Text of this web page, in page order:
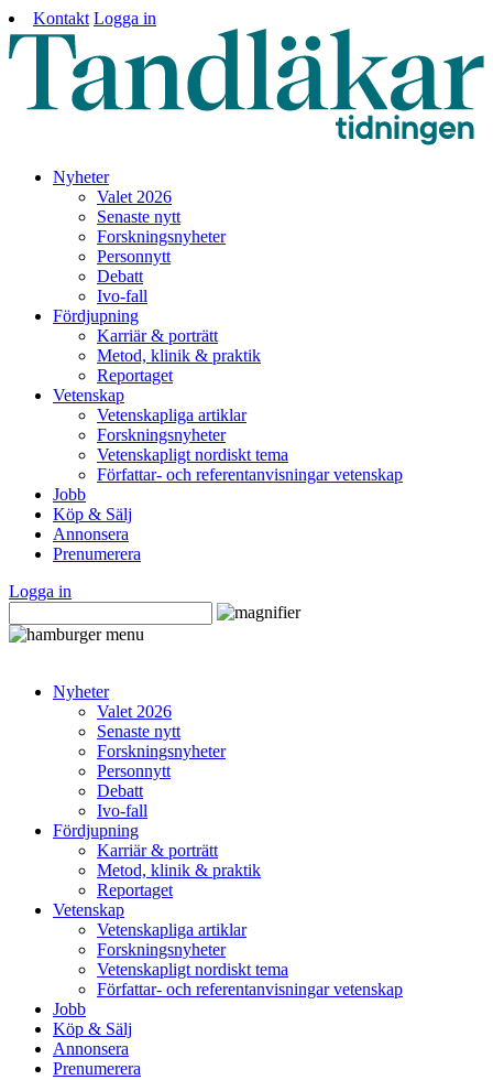
Kontakt Logga in
Nyheter
Valet 2026
Senaste nytt
Forskningsnyheter
Personnytt
Debatt
Ivo-fall
Fördjupning
Karriär & porträtt
Metod, klinik & praktik
Reportaget
Vetenskap
Vetenskapliga artiklar
Forskningsnyheter
Vetenskapligt nordiskt tema
Författar- och referentanvisningar vetenskap
Jobb
Köp & Sälj
Annonsera
Prenumerera
Logga in
Nyheter
Valet 2026
Senaste nytt
Forskningsnyheter
Personnytt
Debatt
Ivo-fall
Fördjupning
Karriär & porträtt
Metod, klinik & praktik
Reportaget
Vetenskap
Vetenskapliga artiklar
Forskningsnyheter
Vetenskapligt nordiskt tema
Författar- och referentanvisningar vetenskap
Jobb
Köp & Sälj
Annonsera
Prenumerera